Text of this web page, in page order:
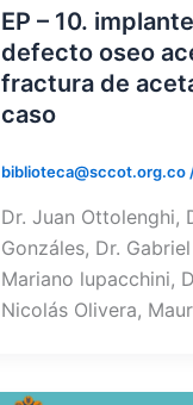
EP – 10.
defecto oseo
fractura de
caso
biblioteca@sccot.org.co
Dr. Juan Ottolenghi,
Gonzáles, Dr.
Mariano lupacchini,
Nicolás Olivera,